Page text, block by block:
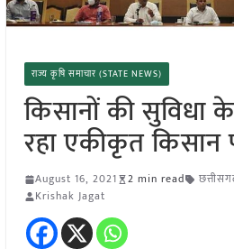
राज्य कृषि समाचार (STATE NEWS)
किसानों की सुविधा
रहा एकीकृत किसान
August 16, 2021 2 min read
Krishak Jagat